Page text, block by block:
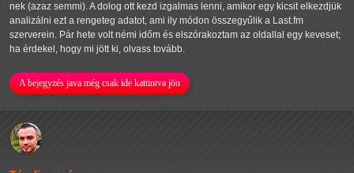
nek (azaz semmi). A dolog ott kezd izgalmas lenni, amikor egy kicsit elkezdjük
analizálni ezt a rengeteg adatot, ami ily módon összegyűlik a Last.fm
szerverein. Pár hete volt némi időm és elszórakoztam az oldallal egy keveset;
ha érdekel, hogy mi jött ki, olvass tovább.
A bejegyzés java még csak ide kattintva jön